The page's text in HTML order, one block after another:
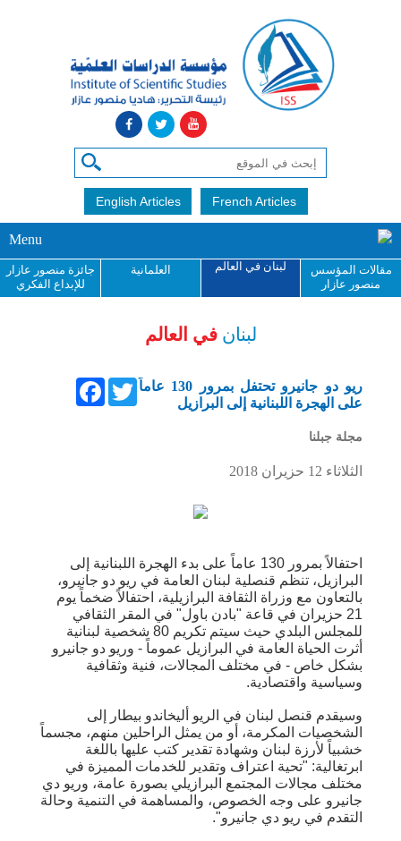
English Articles French Articles
Menu
مقالات المؤسس
منصور عازار
لبنان في العالم العلمانية
جائزة منصور عازار
للإبداع الفكري
لبنان في العالم
FacebookTwitter ريو دو جانيرو تحتفل بمرور 130 عاماً
على الهجرة اللبنانية إلى البرازيل
مجلة جبلنا
الثلاثاء 12 حزيران 2018
احتفالاً بمرور 130 عاماً على بدء الهجرة اللبنانية إلى
البرازيل، تنظم قنصلية لبنان العامة في ريو دو جانيرو،
بالتعاون مع وزراة الثقافة البرازيلية، احتفالاً ضخماً يوم
21 حزيران في قاعة "بادن باول" في المقر الثقافي
للمجلس البلدي حيث سيتم تكريم 80 شخصية لبنانية
أثرت الحياة العامة في البرازيل عموماً - وريو دو جانيرو
بشكل خاص - في مختلف المجالات، فنية وثقافية
وسياسية واقتصادية.
وسيقدم قنصل لبنان في الريو أليخاندو بيطار إلى
الشخصيات المكرمة، أو من يمثل الراحلين منهم، مجسماً
خشبياً لأرزة لبنان وشهادة تقدير كتب عليها باللغة
ابرتغالية: "تحية اعتراف وتقدير للخدمات المميزة في
مختلف مجالات المجتمع البرازيلي بصورة عامة، وريو دي
جانيرو على وجه الخصوص، والمساهمة في التنمية وحالة
التقدم في ريو دي جانيرو".